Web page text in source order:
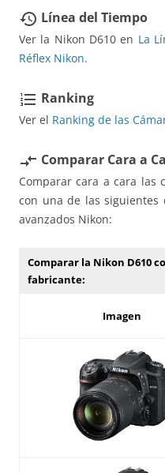
restore Línea del Tiempo
Ver la Nikon D610 en La
Réflex Nikon.
format_list_numbered Ranking
Ver el Ranking de las
compare_arrows Comparar Cara a
Comparar cara a cara las
con una de las siguientes
avanzados Nikon:
Comparar la Nikon D610
fabricante:
Imagen